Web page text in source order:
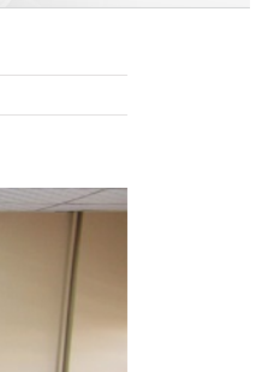
View
Larger